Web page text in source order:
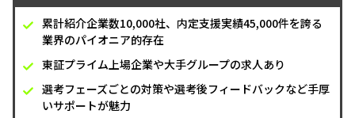
累計紹介企業数10,000社、内定支援実績45,000件を誇る
業界のパイオニア的存在
東証プライム上場企業や大手グループの求人あり
選考フェーズごとの対策や選考後フィードバックなど手厚
いサポートが魅力